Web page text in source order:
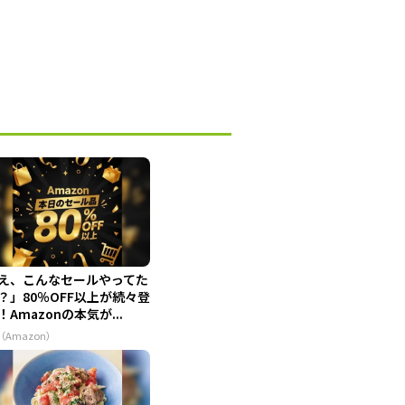
、こんなセールやってた
」80％OFF以上が続々登
Amazonの本気が...
Amazon）